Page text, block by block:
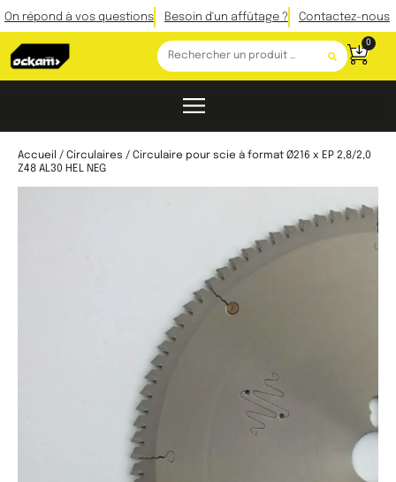
On répond à vos questions Besoin d'un affûtage ? Contactez-nous
0
Accueil / Circulaires / Circulaire pour scie à format Ø216 x EP 2,8/2,0
Z48 AL30 HEL NEG